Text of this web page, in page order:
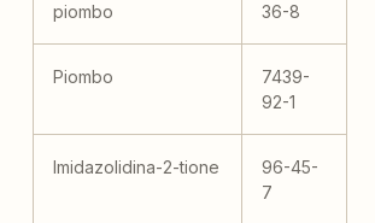
piombo
36-8
Piombo
7439-
92-1
Imidazolidina-2-tione
96-45-
7